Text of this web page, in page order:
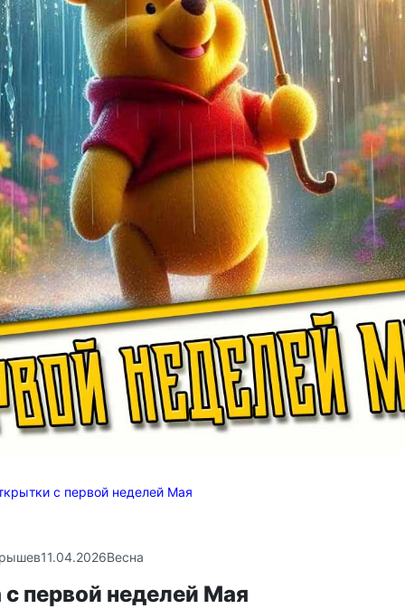
с первой неделей Мая
11.04.2026Весна
первой неделей Мая